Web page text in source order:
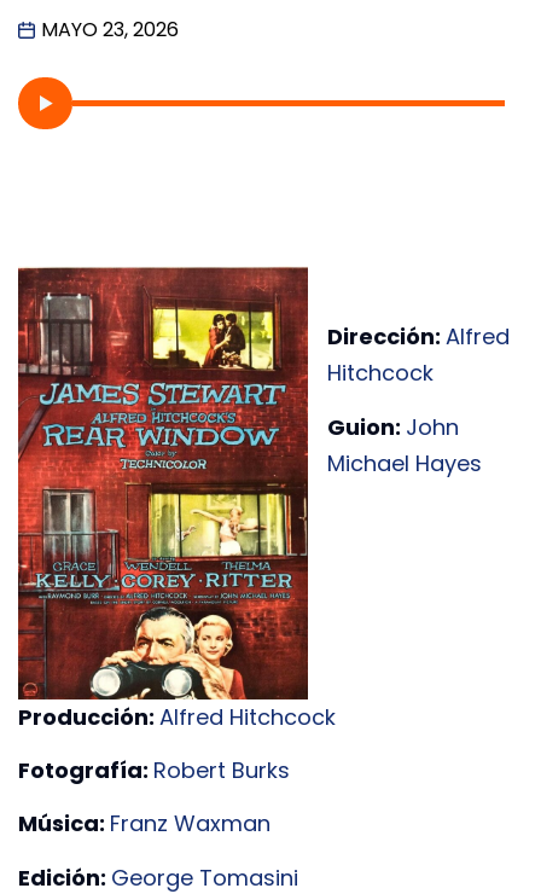
MAYO 23, 2026
Dirección: Alfred
Hitchcock
Guion: John
Michael Hayes
Producción: Alfred Hitchcock
Fotografía: Robert Burks
Música: Franz Waxman
Edición: George Tomasini